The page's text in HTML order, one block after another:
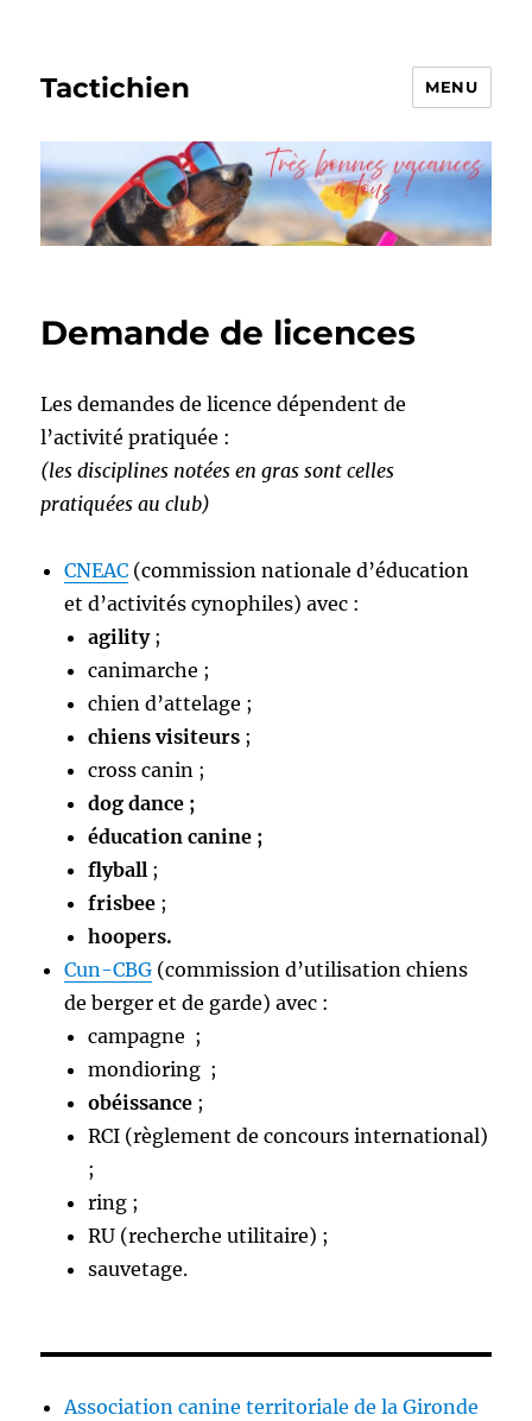
Tactichien MENU
Demande de licences
Les demandes de licence dépendent de
l’activité pratiquée :
(les disciplines notées en gras sont celles
pratiquées au club)
CNEAC (commission nationale d’éducation
et d’activités cynophiles) avec :
agility;
canimarche ;
chien d’attelage ;
chiens visiteurs ;
cross canin ;
dog dance ;
éducation canine ;
flyball ;
frisbee ;
hoopers.
Cun-CBG (commission d’utilisation chiens
de berger et de garde) avec :
campagne ;
mondioring ;
obéissance ;
RCI (règlement de concours international)
;
ring ;
RU (recherche utilitaire) ;
sauvetage.
Association canine territoriale de la Gironde